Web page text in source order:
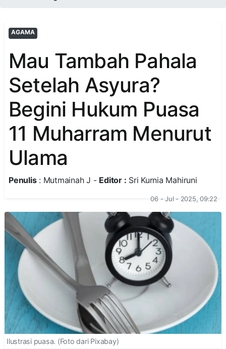
AGAMA
Mau Tambah Pahala
Setelah Asyura?
Begini Hukum Puasa
11 Muharram Menurut
Ulama
Penulis: Mutmainah J - Editor : Sri Kurnia Mahiruni
06 - Jul - 2025, 09:22
Ilustrasi puasa. (Foto dari Pixabay)